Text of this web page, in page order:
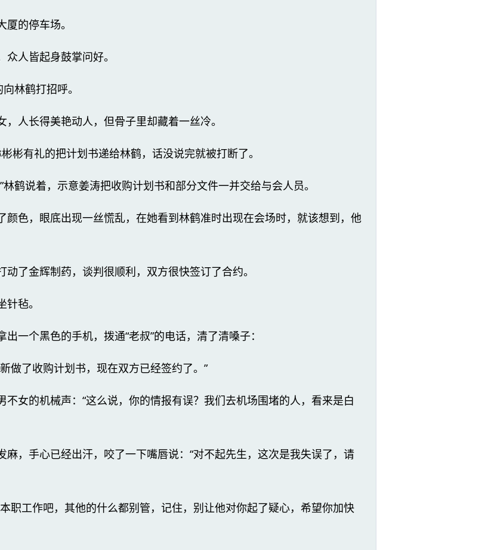
的停车场。
人皆起身鼓掌问好。
林鹤打招呼。
人长得美艳动人，但骨子里却藏着一丝冷。
彬有礼的把计划书递给林鹤，话没说完就被打断了。
鹤说着，示意姜涛把收购计划书和部分文件一并交给与会人员。
颜色，眼底出现一丝慌乱，在她看到林鹤准时出现在会场时，就该想到，他
了金辉制药，谈判很顺利，双方很快签订了合约。
毡。
一个黑色的手机，拨通“老叔”的电话，清了清嗓子：
做了收购计划书，现在双方已经签约了。”
女的机械声：“这么说，你的情报有误？我们去机场围堵的人，看来是白
，手心已经出汗，咬了一下嘴唇说：“对不起先生，这次是我失误了，请
职工作吧，其他的什么都别管，记住，别让他对你起了疑心，希望你加快